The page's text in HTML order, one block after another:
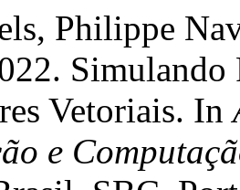
Philippe
Simulando
Vetoriais. In
e